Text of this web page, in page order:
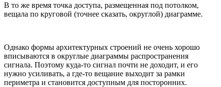
В то же время точка доступа, размещенная под потолком,
вещала по круговой (точнее сказать, округлой) диаграмме.
Однако формы архитектурных строений не очень хорошо
вписываются в округлые диаграммы распространения
сигнала. Поэтому куда-то сигнал почти не доходит, и его
нужно усиливать, а где-то вещание выходит за рамки
периметра и становится доступным для посторонних.